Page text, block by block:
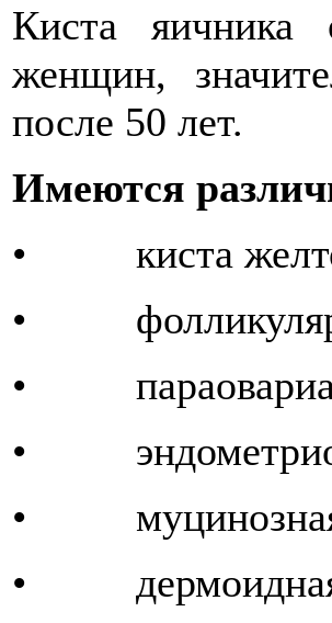
Киста яичника
женщин,
после 50 лет.
Имеются
• киста
•
•
•
•
•